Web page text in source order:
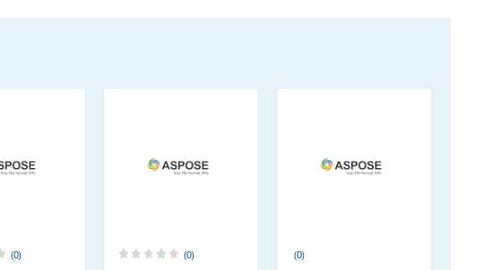
(0) (0) (0)